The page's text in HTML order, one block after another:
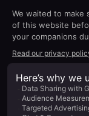
las cuales
Herramientas
la
interacciones